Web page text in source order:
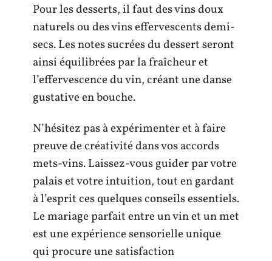
Pour les desserts, il faut des vins doux
naturels ou des vins effervescents demi-
secs. Les notes sucrées du dessert seront
ainsi équilibrées par la fraîcheur et
l’effervescence du vin, créant une danse
gustative en bouche.
N’hésitez pas à expérimenter et à faire
preuve de créativité dans vos accords
mets-vins. Laissez-vous guider par votre
palais et votre intuition, tout en gardant
à l’esprit ces quelques conseils essentiels.
Le mariage parfait entre un vin et un met
est une expérience sensorielle unique
qui procure une satisfaction